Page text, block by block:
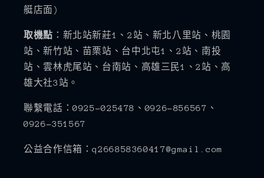
艇店面)
取機點 ：新北站新莊1、2站、新北八里站、桃園
站、新竹站、苗栗站、台中北屯1、2站、南投
站、雲林虎尾站、台南站、高雄三民1、2站、高
雄大社3站。
聯繫電話：0925-025478、0926-856567、
0926-351567
公益合作信箱：q266858360417@gmail.com